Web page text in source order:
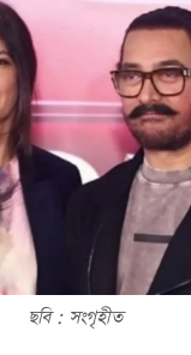
ছবি : সংগৃহীত